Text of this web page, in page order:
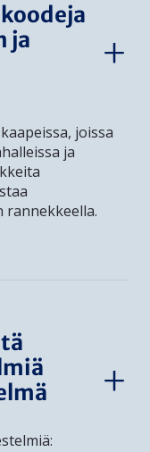
ja
joissa
ja
rannekkeella.